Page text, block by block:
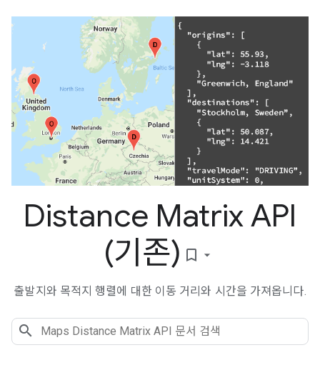
Distance Matrix API
(기존) bookmark_border
출발지와 목적지 행렬에 대한 이동 거리와 시간을 가져옵니다.